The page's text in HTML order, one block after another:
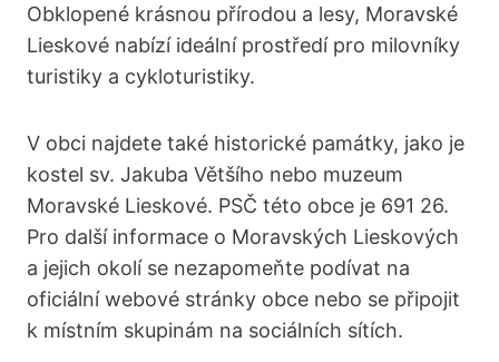
Obklopené krásnou přírodou a lesy, Moravské
Lieskové nabízí ideální prostředí pro milovníky
turistiky a cykloturistiky.
V obci najdete také historické památky, jako je
kostel sv. Jakuba Většího nebo muzeum
Moravské Lieskové. PSČ této obce je 691 26.
Pro další informace o Moravských Lieskových
a jejich okolí se nezapomeňte podívat na
oficiální webové stránky obce nebo se připojit
k místním skupinám na sociálních sítích.